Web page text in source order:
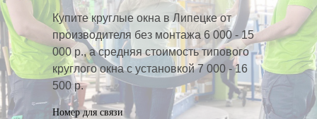
Купите круглые окна в Липецке от
производителя без монтажа 6 000 - 15
000 р., а средняя стоимость типового
круглого окна с установкой 7 000 - 16
500 р.
Номер для связи